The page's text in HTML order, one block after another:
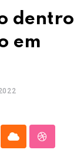
dentro
em
Cloud